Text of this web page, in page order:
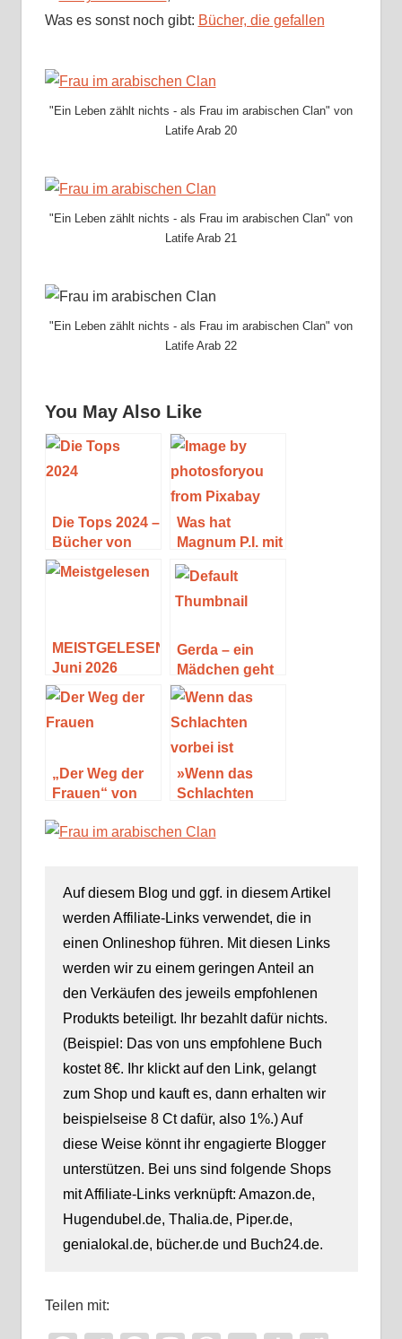
Was es sonst noch gibt: Bücher, die gefallen
"Ein Leben zählt nichts - als Frau im arabischen Clan" von
Latife Arab 20
"Ein Leben zählt nichts - als Frau im arabischen Clan" von
Latife Arab 21
"Ein Leben zählt nichts - als Frau im arabischen Clan" von
Latife Arab 22
You May Also Like
Die Tops 2024 –
Bücher von
Interesse
Was hat
Magnum P.I. mit
Robert B.
Parker zu tun?
MEISTGELESEN
Juni 2026
Gerda – ein
Mädchen geht
seinen Weg
„Der Weg der
Frauen“ von
»Wenn das
Schlachten
T. C. Boyle
Auf diesem Blog und ggf. in diesem Artikel
werden Affiliate-Links verwendet, die in
einen Onlineshop führen. Mit diesen Links
werden wir zu einem geringen Anteil an
den Verkäufen des jeweils empfohlenen
Produkts beteiligt. Ihr bezahlt dafür nichts.
(Beispiel: Das von uns empfohlene Buch
kostet 8€. Ihr klickt auf den Link, gelangt
zum Shop und kauft es, dann erhalten wir
beispielseise 8 Ct dafür, also 1%.) Auf
diese Weise könnt ihr engagierte Blogger
unterstützen. Bei uns sind folgende Shops
mit Affiliate-Links verknüpft: Amazon.de,
Hugendubel.de, Thalia.de, Piper.de,
genialokal.de, bücher.de und Buch24.de.
Teilen mit: